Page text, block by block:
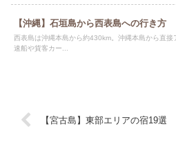
【沖縄】石垣島から西表島への行き方
西表島は沖縄本島から約430km。沖縄本島から直
速船や貨客カー...
【宮古島】東部エリアの宿19選